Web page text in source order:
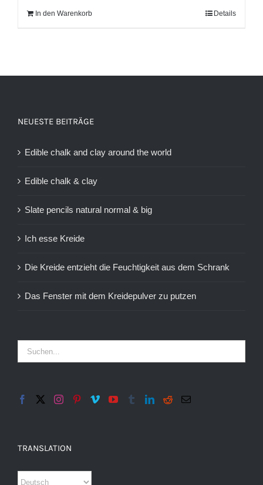
In den Warenkorb Details
NEUESTE BEITRÄGE
Edible chalk and clay around the world
Edible chalk & clay
Slate pencils natural normal & big
Ich esse Kreide
Die Kreide entzieht die Feuchtigkeit aus dem Schrank
Das Fenster mit dem Kreidepulver zu putzen
TRANSLATION